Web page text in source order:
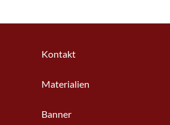
Kontakt
Materialien
Banner